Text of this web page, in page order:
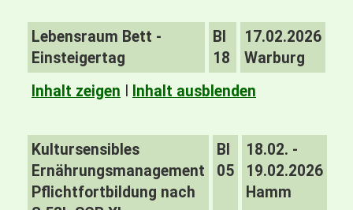
Lebensraum Bett -
Einsteigertag
BI
18
17.02.2026
Warburg
Inhalt zeigen
Inhalt ausblenden
Kultursensibles
Ernährungsmanagement
Pflichtfortbildung nach
BI
05
18.02. -
19.02.2026
Hamm